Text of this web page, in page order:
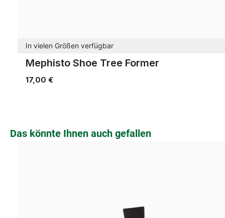
In vielen Größen verfügbar
Mephisto Shoe Tree Former
17,00 €
Produktgalerie überspringen
Das könnte Ihnen auch gefallen